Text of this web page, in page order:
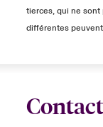
tierces, qui ne sont
différentes